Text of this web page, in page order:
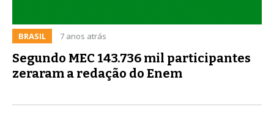
BRASIL 7 anos atrás
Segundo MEC 143.736 mil participantes
zeraram a redação do Enem